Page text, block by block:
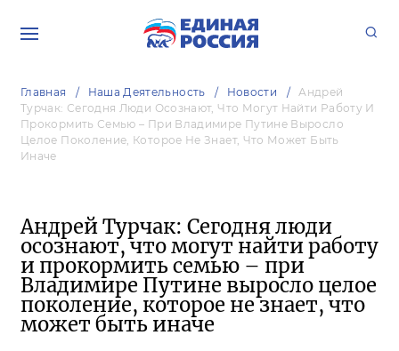
Главная Наша Деятельность Новости
Андрей
Турчак: Сегодня Люди Осознают, Что Могут Найти Работу И
Прокормить Семью – При Владимире Путине Выросло
Целое Поколение, Которое Не Знает, Что Может Быть
Иначе
Андрей Турчак: Сегодня люди
осознают, что могут найти работу
и прокормить семью – при
Владимире Путине выросло целое
поколение, которое не знает, что
может быть иначе